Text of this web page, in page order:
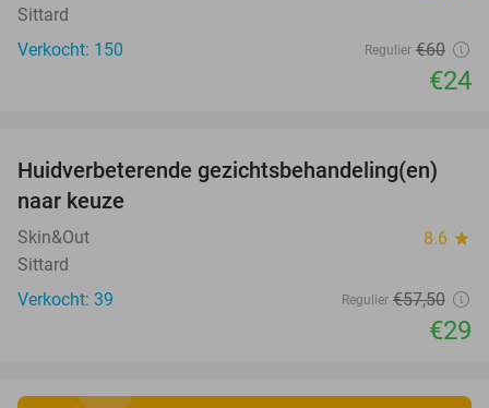
Sittard
Verkocht: 150
Regulier €60
€24
50%
Huidverbeterende gezichtsbehandeling(en)
naar keuze
Skin&Out 8.6 star
Sittard
Verkocht: 39
Regulier €57,50
€29